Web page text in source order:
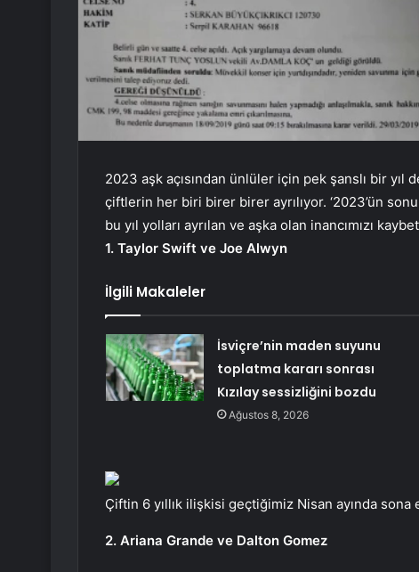
2023 aşk açısından ünlüler için pek şanslı bir yıl
çiftlerin her biri birer birer ayrılıyor. ‘2023’ün
bu yıl yolları ayrılan ve aşka olan inancımızı
1. Taylor Swift ve Joe Alwyn
İlgili Makaleler
İsviçre’nin maden suyunu
toplatma kararı sonrası
Kızılay sessizliğini bozdu
Ağustos 8, 2026
Çiftin 6 yıllık ilişkisi geçtiğimiz Nisan ayında sona
2. Ariana Grande ve Dalton Gomez